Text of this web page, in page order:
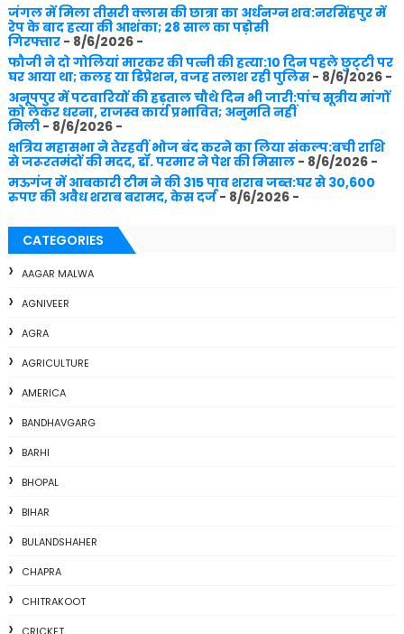
जंगल में मिला तीसरी क्लास की छात्रा का अर्धनग्न शव:नरसिंहपुर में
रेप के बाद हत्या की आशंका; 28 साल का पड़ोसी
गिरफ्तार- 8/6/2026-
फौजी ने दो गोलियां मारकर की पत्नी की हत्या:10 दिन पहले छुट्‌टी पर
घर आया था; कलह या डिप्रेशन, वजह तलाश रही पुलिस- 8/6/2026-
अनूपपुर में पटवारियों की हड़ताल चौथे दिन भी जारी:पांच सूत्रीय मांगों
को लेकर धरना, राजस्व कार्य प्रभावित; अनुमति नहीं
मिली- 8/6/2026-
क्षत्रिय महासभा ने तेरहवीं भोज बंद करने का लिया संकल्प:बची राशि
से जरूरतमंदों की मदद, डॉ. परमार ने पेश की मिसाल- 8/6/2026-
मऊगंज में आबकारी टीम ने की 315 पाव शराब जब्त:घर से 30,600
रुपए की अवैध शराब बरामद, केस दर्ज- 8/6/2026-
CATEGORIES
AAGAR MALWA
AGNIVEER
AGRA
AGRICULTURE
AMERICA
BANDHAVGARG
BARHI
BHOPAL
BIHAR
BULANDSHAHER
CHAPRA
CHITRAKOOT